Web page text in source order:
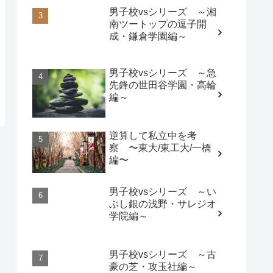
男子校vsシリーズ ～湘
南ツートップの逗子開
成・鎌倉学園編～
男子校vsシリーズ ～急
先鋒の世田谷学園・高輪
編～
逆算して私立中を考
察 〜東大/東工大/一橋
編〜
男子校vsシリーズ ～い
ぶし銀の浅野・サレジオ
学院編～
男子校vsシリーズ ～古
豪の芝・攻玉社編～